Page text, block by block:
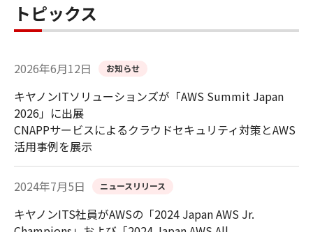
トピックス
2026年6月12日 お知らせ
キヤノンITソリューションズが「AWS Summit Japan
2026」に出展
CNAPPサービスによるクラウドセキュリティ対策とAWS
活用事例を展示
2024年7月5日 ニュースリリース
キヤノンITS社員がAWSの「2024 Japan AWS Jr.